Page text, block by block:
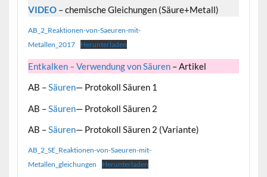
VIDEO– chemische Gleichungen (Säure+Metall)
AB_2_Reaktionen-von-Saeuren-mit-
Metallen_2017
Herunterladen
Entkalken – Verwendung von Säuren– Artikel
AB –Säuren— Protokoll Säuren 1
AB –Säuren— Protokoll Säuren 2
AB –Säuren— Protokoll Säuren 2 (Variante)
AB_2_SE_Reaktionen-von-Saeuren-mit-
Metallen_gleichungen
Herunterladen